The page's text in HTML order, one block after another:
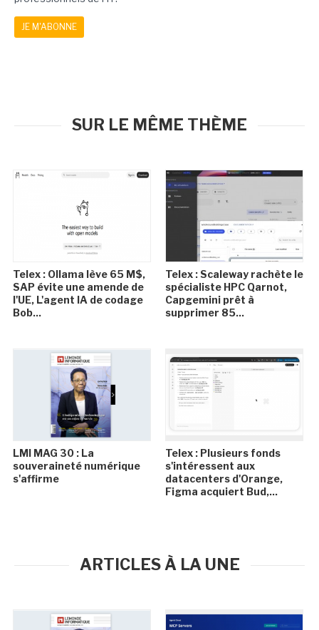
JE M'ABONNE
SUR LE MÊME THÈME
Telex : Ollama lève 65 M$,
SAP évite une amende de
l'UE, L'agent IA de codage
Bob...
Telex : Scaleway rachète le
spécialiste HPC Qarnot,
Capgemini prêt à
supprimer 85...
LMI MAG 30 : La
souveraineté numérique
s'affirme
Telex : Plusieurs fonds
s'intéressent aux
datacenters d'Orange,
Figma acquiert Bud,...
ARTICLES À LA UNE